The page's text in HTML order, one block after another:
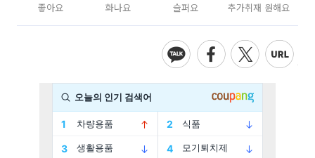
좋아요 화나요 슬퍼요 추가취재 원해요